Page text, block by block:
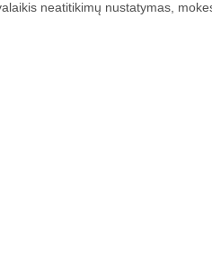
neatitikimų nustatymas,